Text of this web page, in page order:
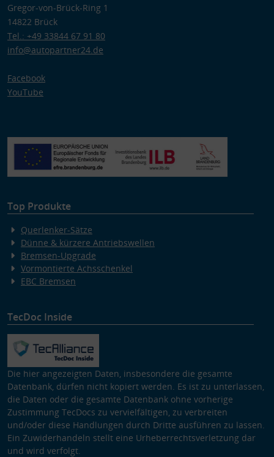
Gregor-von-Brück-Ring 1
14822 Brück
Tel.: +49 33844 67 91 80
info@autopartner24.de
Facebook
YouTube
Top Produkte
Querlenker-Sätze
Dünne & kürzere Antriebswellen
Bremsen-Upgrade
Vormontierte Achsschenkel
EBC Bremsen
TecDoc Inside
Die hier angezeigten Daten, insbesondere die gesamte
Datenbank, dürfen nicht kopiert werden. Es ist zu unterlassen,
die Daten oder die gesamte Datenbank ohne vorherige
Zustimmung TecDocs zu vervielfältigen, zu verbreiten
und/oder diese Handlungen durch Dritte ausführen zu lassen.
Ein Zuwiderhandeln stellt eine Urheberrechtsverletzung dar
und wird verfolgt.